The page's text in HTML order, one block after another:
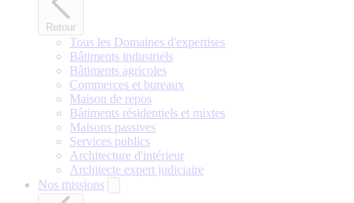
Retour
Tous les Domaines d'expertises
Bâtiments industriels
Bâtiments agricoles
Commerces et bureaux
Maison de repos
Bâtiments résidentiels et mixtes
Maisons passives
Services publics
Architecture d'intérieur
Architecte expert judiciaire
Nos missions